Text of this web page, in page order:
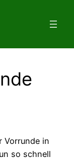
Vorrunde in
so schnell